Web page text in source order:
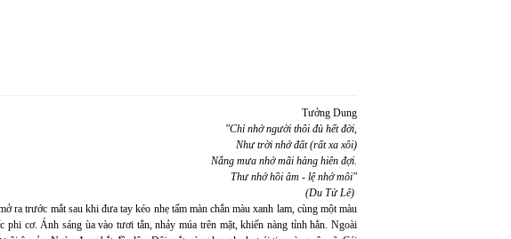
Tưởng Dung
"Chỉ nhớ người thôi đủ hết đời,
Như trời nhớ đất (rất xa xôi)
Nắng mưa nhớ mãi hàng hiên đợi.
Thư nhớ hồi âm - lệ nhớ môi"
(Du Tử Lê)
ra trước mắt sau khi đưa tay kéo nhẹ tấm màn chắn màu xanh lam, cùng một màu
phi cơ. Ánh sáng ùa vào tươi tắn, nhảy múa trên mặt, khiến nàng tỉnh hẳn. Ngoài